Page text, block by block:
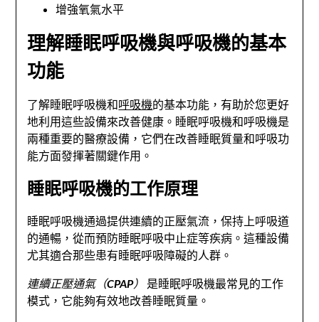
增強氧氣水平
理解睡眠呼吸機與呼吸機的基本
功能
了解睡眠呼吸機和呼吸機的基本功能，有助於您更好
地利用這些設備來改善健康。睡眠呼吸機和呼吸機是
兩種重要的醫療設備，它們在改善睡眠質量和呼吸功
能方面發揮著關鍵作用。
睡眠呼吸機的工作原理
睡眠呼吸機通過提供連續的正壓氣流，保持上呼吸道
的通暢，從而預防睡眠呼吸中止症等疾病。這種設備
尤其適合那些患有睡眠呼吸障礙的人群。
連續正壓通氣（CPAP）
是睡眠呼吸機最常見的工作
模式，它能夠有效地改善睡眠質量。